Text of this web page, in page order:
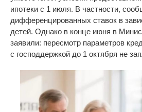
ипотеки с 1 июля. В частности,
дифференцированных ставок в
детей. Однако в конце июня в
заявили: пересмотр параметров
с господдержкой до 1 октября не